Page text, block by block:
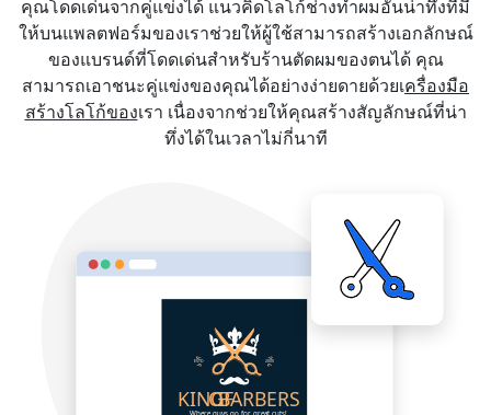
คุณโดดเด่นจากคู่แข่งได้ แนวคิดโลโก้ช่างทำผมอันน่าทึ่งที่มี
ให้บนแพลตฟอร์มของเราช่วยให้ผู้ใช้สามารถสร้างเอกลักษณ์
ของแบรนด์ที่โดดเด่นสำหรับร้านตัดผมของตนได้ คุณ
สามารถเอาชนะคู่แข่งของคุณได้อย่างง่ายดายด้วยเครื่องมือ
สร้างโลโก้ของเรา เนื่องจากช่วยให้คุณสร้างสัญลักษณ์ที่น่า
ทึ่งได้ในเวลาไม่กี่นาที